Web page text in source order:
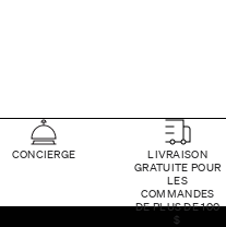
CONCIERGE
LIVRAISON
GRATUITE POUR
LES
COMMANDES
DE PLUS DE 100
$